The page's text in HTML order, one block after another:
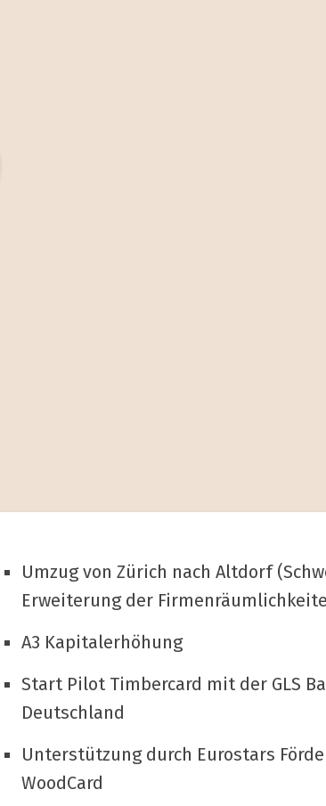
Umzug von Zürich nach Altdorf
Erweiterung der
A3 Kapital­erhöhung
Start Pilot Timbercard mit der GLS
Deutschland
Unterstützung durch Eurostars
WoodCard